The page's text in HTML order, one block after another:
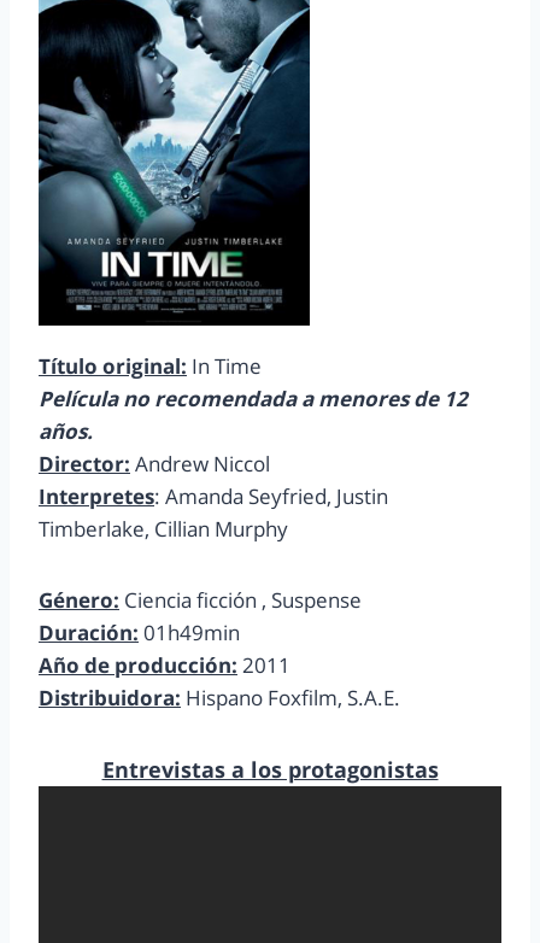
Título original: In Time
Película no recomendada a menores de 12
años.
Director: Andrew Niccol
Interpretes: Amanda Seyfried, Justin
Timberlake, Cillian Murphy
Género: Ciencia ficción , Suspense
Duración: 01h49min
Año de producción: 2011
Distribuidora: Hispano Foxfilm, S.A.E.
Entrevistas a los protagonistas